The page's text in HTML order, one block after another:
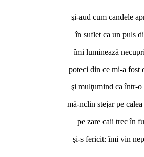
şi-aud cum candele
în suflet ca un puls
îmi luminează
poteci din ce mi-a fost
şi mulţumind ca într-o
mă-nclin stejar pe
pe zare caii trec în
şi-s fericit: îmi vin